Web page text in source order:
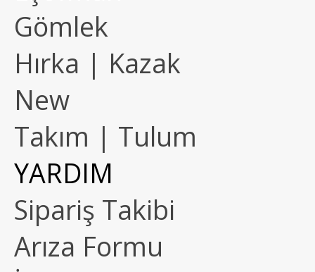
Gömlek
Hırka | Kazak
New
Takım | Tulum
YARDIM
Sipariş Takibi
Arıza Formu